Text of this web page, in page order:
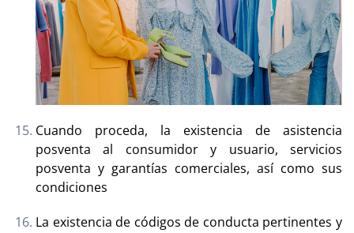
Cuando proceda, la existencia de asistencia
posventa al consumidor y usuario, servicios
posventa y garantías comerciales, así como sus
condiciones
La existencia de códigos de conducta pertinentes y